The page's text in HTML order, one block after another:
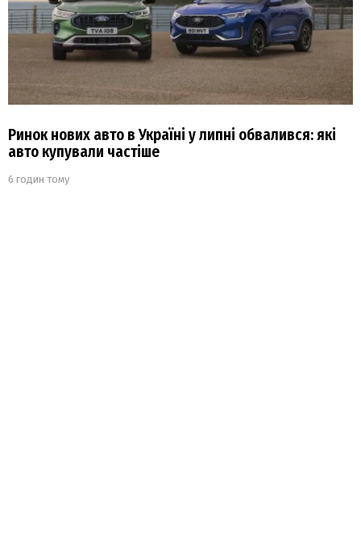
Ринок нових авто в Україні у липні обвалився: які
авто купували частіше
6 годин тому